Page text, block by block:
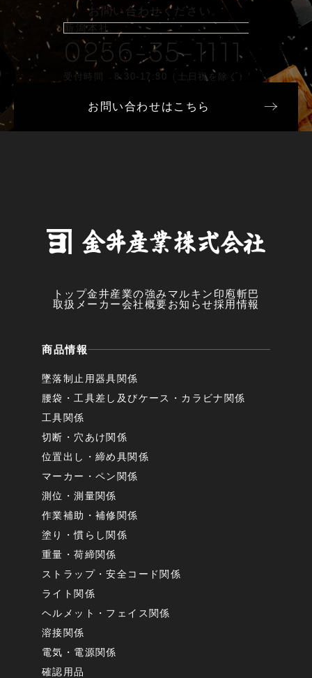
お問い合わせください。
新潟本社
0256-35-1111
受付時間 8:30-17:30（土日祝を除く）
お問い合わせはこちら
トップ金井産業の強み マルキン印 庖斬巴
取扱メーカー会社概要お知らせ採用情報
商品情報
墜落制止用器具関係
腰袋・工具差し及びケース・カラビナ関係
工具関係
切断・穴あけ関係
位置出し・締め具関係
マーカー・ペン関係
測位・測量関係
作業補助・補修関係
塗り・慣らし関係
重量・荷締関係
ストラップ・安全コード関係
ライト関係
ヘルメット・フェイス関係
溶接関係
電気・電源関係
確認用品